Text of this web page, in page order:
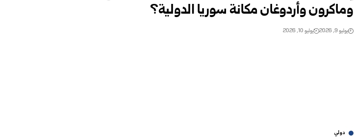
وماكرون وأردوغان مكانة سوريا الدولية؟
يوليو 9, 2026 يوليو 10, 2026
دولي